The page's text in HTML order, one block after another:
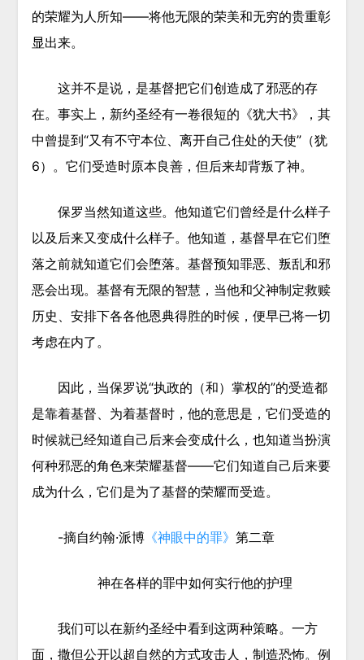
的荣耀为人所知——将他无限的荣美和无穷的贵重彰
显出来。
这并不是说，是基督把它们创造成了邪恶的存
在。事实上，新约圣经有一卷很短的《犹大书》，其
中曾提到“又有不守本位、离开自己住处的天使”（犹
6）。它们受造时原本良善，但后来却背叛了神。
保罗当然知道这些。他知道它们曾经是什么样子
以及 后来又变成什么样子。他知道，基督早在它们堕
落之前就知道它们会堕落。基督预知罪恶、叛乱和邪
恶会出现。基督有无限的智慧，当他和父神制定救赎
历史、安排下各各他恩典得胜的时候，便早已将一切
考虑在内了。
因此，当保罗说“执政的（和）掌权的”的受造都
是靠着基督、为着基督时，他的意思是，它们受造的
时候就已经知道自己后来会变成什么，也知道当扮演
何种邪恶的角色来荣耀基督——它们知道自己后来要
成为什么，它们是为了基督的荣耀而受造。
-摘自约翰·派博《神眼中的罪》 第二章
神在各样的罪中如何实行他的护理
我们可以在新约圣经中看到这两种策略。一方
面，撒但公开以超自然的方式攻击人，制造恐怖。例